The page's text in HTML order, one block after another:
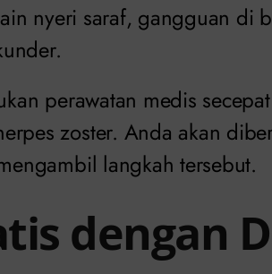
nyeri saraf, gangguan di
perawatan medis
zoster. Anda akan
langkah tersebut.
dengan